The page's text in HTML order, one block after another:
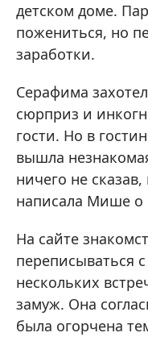
детском доме.
пожениться, но
заработки.
Серафима
сюрприз и
гости. Но в
вышла
ничего не
написала Мише о
На сайте
переписываться
нескольких
замуж. Она
была огорчена